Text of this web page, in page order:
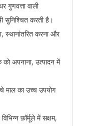
गुणवत्ता वाली
सुनिश्चित करती है।
स्थानांतरित करना और
को अपनाना, उत्पादन में
माल का उच्च उपयोग
फ़ॉर्मूले में सक्षम,